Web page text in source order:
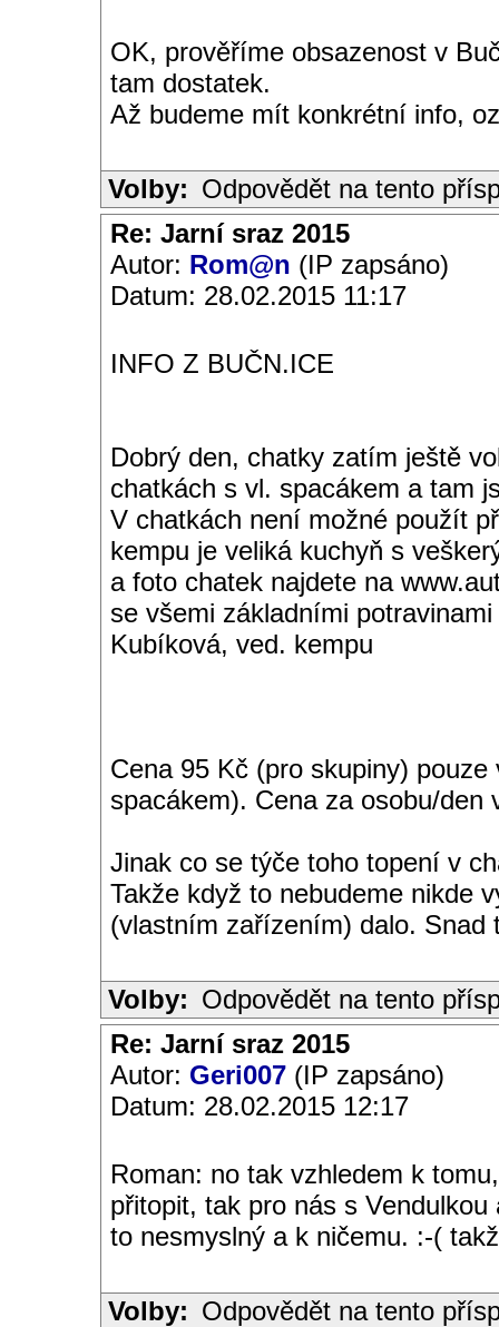
OK, prověříme obsazenost v
tam dostatek.
Až budeme mít konkrétní info,
Volby: Odpovědět na tento
Re: Jarní sraz 2015
Autor: Rom@n (IP zapsáno)
Datum: 28.02.2015 11:17
INFO Z BUČN.ICE
Dobrý den, chatky zatím ještě
chatkách s vl. spacákem a tam
V chatkách není možné použít
kempu je veliká kuchyň s
a foto chatek najdete na
se všemi základními
Kubíková, ved. kempu
Cena 95 Kč (pro skupiny)
spacákem). Cena za osobu/
Jinak co se týče toho topení v
Takže když to nebudeme nikde
(vlastním zařízením) dalo.
Volby: Odpovědět na tento
Re: Jarní sraz 2015
Autor: Geri007 (IP zapsáno)
Datum: 28.02.2015 12:17
Roman: no tak vzhledem k
přitopit, tak pro nás s
to nesmyslný a k ničemu. :-(
Volby: Odpovědět na tento